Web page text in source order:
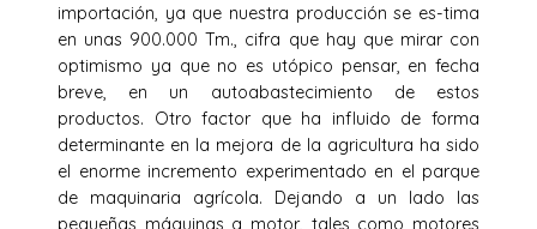
importación, ya que nuestra producción se es-tima
en unas 900.000 Tm., cifra que hay que mirar con
optimismo ya que no es utópico pensar, en fecha
breve, en un autoabastecimiento de estos
productos. Otro factor que ha influido de forma
determinante en la mejora de la agricultura ha sido
el enorme incremento experimentado en el parque
de maquinaria agrícola. Dejando a un lado las